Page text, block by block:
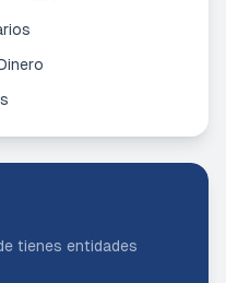
tienes entidades